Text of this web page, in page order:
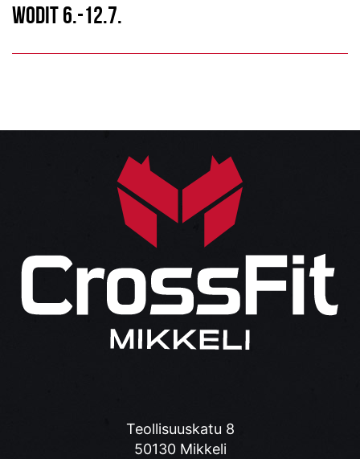
WODIT 6.-12.7.
Teollisuuskatu 8
50130 Mikkeli